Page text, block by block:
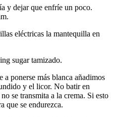
y dejar que enfríe un poco.
eléctricas la mantequilla en
sugar tamizado.
ponerse más blanca añadimos
y el licor. No batir en
se transmita a la crema. Si esto
que se endurezca.